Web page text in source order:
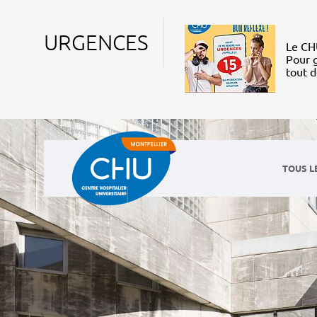
URGENCES
Le
Pour
tout
TOUS